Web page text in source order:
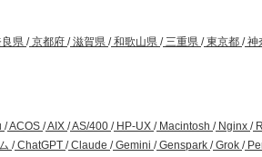
県 /京都府 /滋賀県 /和歌山県 /三重県 /東京都 /神
/ACOS /AIX /AS/400 /HP-UX /Macintosh /Nginx /
/ChatGPT /Claude /Gemini /Genspark /Grok /